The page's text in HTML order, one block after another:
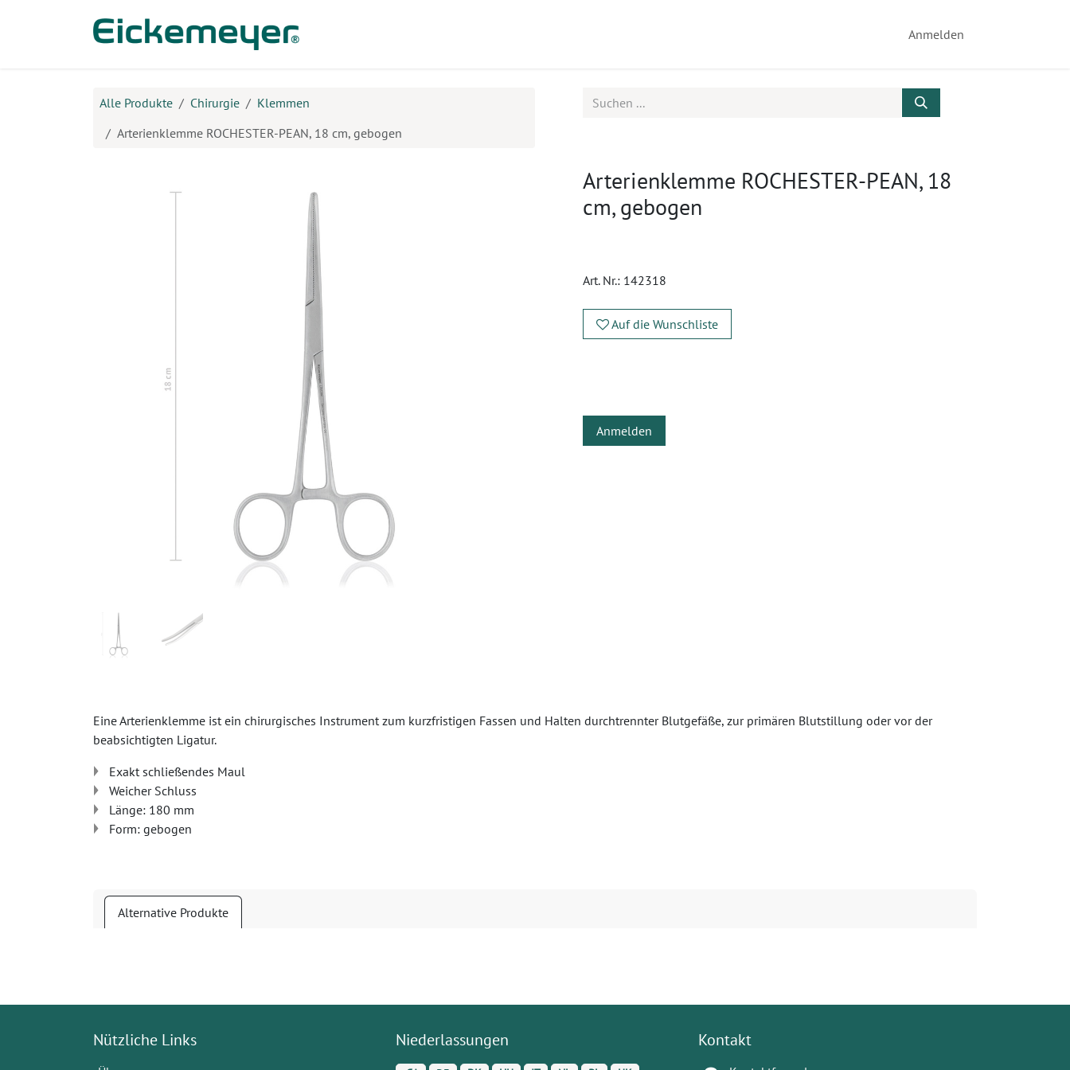
Anmelden
Alle Produkte Chirurgie
Klemmen
Arterienklemme ROCHESTER-PEAN, 18 cm, gebogen
Arterienklemme ROCHESTER-PEAN, 18
cm, gebogen
Art. Nr.: 142318
Auf die Wunschliste
Anmelden
Eine Arterienklemme ist ein chirurgisches Instrument zum kurzfristigen Fassen und Halten durchtrennter Blutgefäße, zur primären Blutstillung oder vor der
beabsichtigten Ligatur.
Exakt schließendes Maul
Weicher Schluss
Länge: 180 mm
Form: gebogen
Alternative Produkte
Nützliche Links Niederlassungen Kontakt